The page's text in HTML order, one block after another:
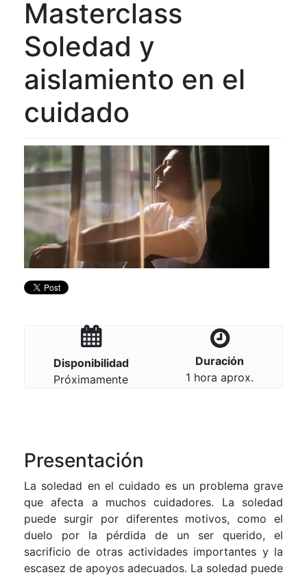
Masterclass
Soledad y
aislamiento en el
cuidado
Disponibilidad
Próximamente
Duración
1 hora aprox.
Presentación
La soledad en el cuidado es un problema grave
que afecta a muchos cuidadores. La soledad
puede surgir por diferentes motivos, como el
duelo por la pérdida de un ser querido, el
sacrificio de otras actividades importantes y la
escasez de apoyos adecuados. La soledad puede